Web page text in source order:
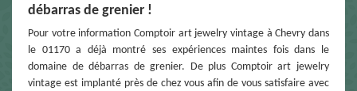
débarras de grenier !
Pour votre information Comptoir art jewelry vintage à Chevry dans
le 01170 a déjà montré ses expériences maintes fois dans le
domaine de débarras de grenier. De plus Comptoir art jewelry
vintage est implanté près de chez vous afin de vous satisfaire avec